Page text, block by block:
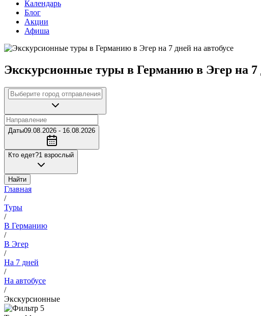
Календарь
Блог
Акции
Афиша
Экскурсионные туры в Германию в Эгер на 7
Даты09.08.2026 - 16.08.2026
Кто едет?1 взрослый
Найти
Главная
/
Туры
/
В Германию
/
В Эгер
/
На 7 дней
/
На автобусе
/
Экскурсионные
5